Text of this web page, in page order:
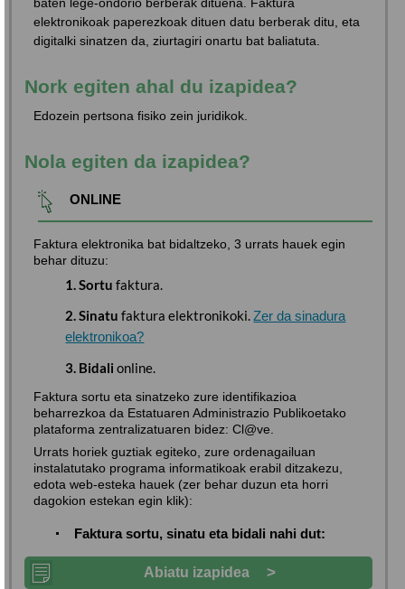
elektronikoak paperezkoak dituen datu berberak ditu, eta
digitalki sinatzen da, ziurtagiri onartu bat baliatuta.
Nork egiten ahal du izapidea?
Edozein pertsona fisiko zein juridikok.
Nola egiten da izapidea?
ONLINE
Faktura elektronika bat bidaltzeko, 3 urrats hauek egin
behar dituzu:
1. Sortufaktura.
2. Sinatu faktura elektronikoki.Zer da sinadura
elektronikoa?
3. Bidali online.
Faktura sortu eta sinatzeko zure identifikazioa
beharrezkoa da Estatuaren Administrazio Publikoetako
plataforma zentralizatuaren bidez: Cl@ve.
Urrats horiek guztiak egiteko, zure ordenagailuan
instalatutako programa informatikoak erabil ditzakezu,
edota web-esteka hauek (zer behar duzun eta horri
dagokion estekan egin klik):
Faktura sortu, sinatu eta bidali nahi dut:
Abiatu izapidea >